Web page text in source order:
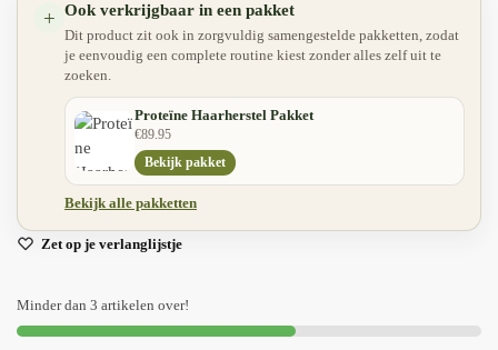
+ Ook verkrijgbaar in een pakket
Dit product zit ook in zorgvuldig samengestelde pakketten, zodat
je eenvoudig een complete routine kiest zonder alles zelf uit te
zoeken.
Proteïne Haarherstel Pakket
€89.95
Bekijk pakket
Bekijk alle pakketten
Zet op je verlanglijstje
Minder dan 3 artikelen over!